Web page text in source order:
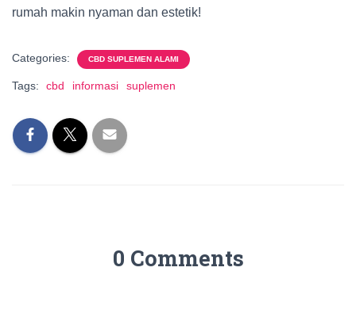
rumah makin nyaman dan estetik!
Categories: CBD SUPLEMEN ALAMI
Tags: cbd informasi suplemen
0 Comments